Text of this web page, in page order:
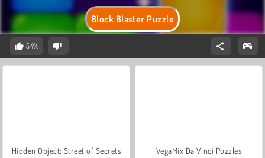
Block Blaster Puzzle
54%
Hidden Object: Street of Secrets VegaMix Da Vinci Puzzles